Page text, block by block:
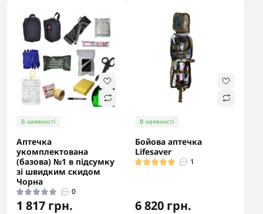
В наявності
Аптечка
укомплектована
(базова) №1 в підсумку
зі швидким скидом
Чорна
0
1 817 грн.
В наявності
Бойова аптечка
Lifesaver
1
6 820 грн.